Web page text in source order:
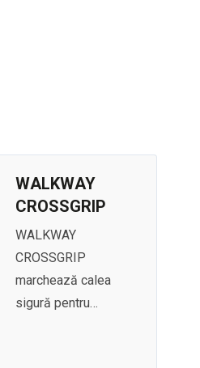
WALKWAY
CROSSGRIP
WALKWAY
CROSSGRIP
marchează calea
sigură pentru